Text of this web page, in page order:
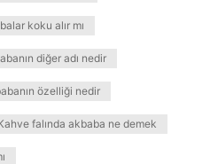
koku alır mı
diğer adı nedir
özelliği nedir
falında akbaba ne demek